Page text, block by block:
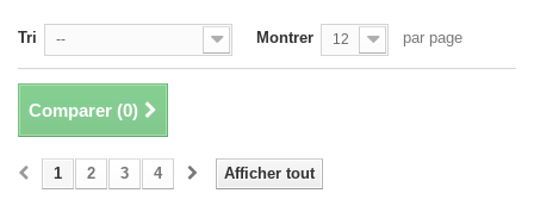
Tri -- Montrer 12 par page
Comparer (0)
Afficher tout
1 2 3 4